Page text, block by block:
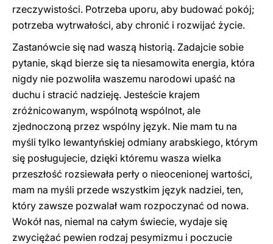
rzeczywistości. Potrzeba uporu, aby budować pokój;
potrzeba wytrwałości, aby chronić i rozwijać życie.
Zastanówcie się nad waszą historią. Zadajcie sobie
pytanie, skąd bierze się ta niesamowita energia, która
nigdy nie pozwoliła waszemu narodowi upaść na
duchu i stracić nadzieję. Jesteście krajem
zróżnicowanym, wspólnotą wspólnot, ale
zjednoczoną przez wspólny język. Nie mam tu na
myśli tylko lewantyńskiej odmiany arabskiego, którym
się posługujecie, dzięki któremu wasza wielka
przeszłość rozsiewała perły o nieocenionej wartości,
mam na myśli przede wszystkim język nadziei, ten,
który zawsze pozwalał wam rozpoczynać od nowa.
Wokół nas, niemal na całym świecie, wydaje się
zwyciężać pewien rodzaj pesymizmu i poczucie